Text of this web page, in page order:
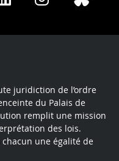
LinkedInInstagram
juridiction de l’ordre
du Palais de
remplit une mission
des lois.
une égalité de